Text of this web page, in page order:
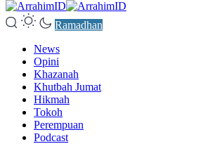
Ramadhan
News
Opini
Khazanah
Khutbah Jumat
Hikmah
Tokoh
Perempuan
Podcast